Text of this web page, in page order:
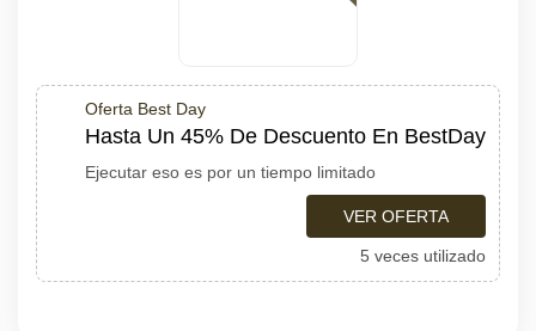
Oferta Best Day
Hasta Un 45% De Descuento En BestDay
Ejecutar eso es por un tiempo limitado
VER OFERTA
5 veces utilizado